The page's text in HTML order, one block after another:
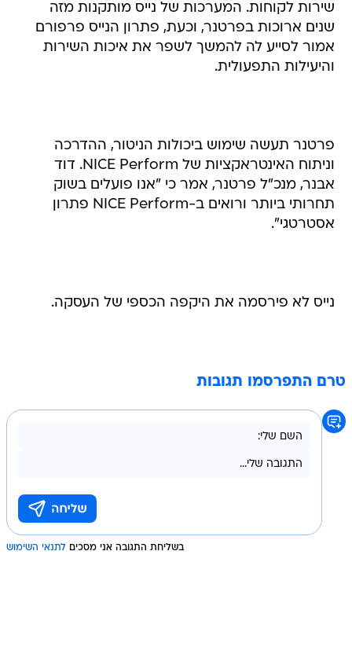
שירות לקוחות. המערכות של נייס מותקנות מזה
שנים ארוכות בפרטנר, וכעת, פתרון הנייס פרפורם
אמור לסייע לה להמשך לשפר את איכות השירות
והיעילות התפעולית.
פרטנר תעשה שימוש ביכולות הניטור, ההדרכה
וניתוח האינטראקציות של NICE Perform. דוד
אבנר, מנכ"ל פרטנר, אמר כי "אנו פועלים בשוק
תחרותי ביותר ורואים ב-NICE Perform פתרון
אסטרטגי".
נייס לא פירסמה את היקפה הכספי של העסקה.
טרם התפרסמו תגובות
בשליחת התגובה אני מסכים לתנאי השימוש